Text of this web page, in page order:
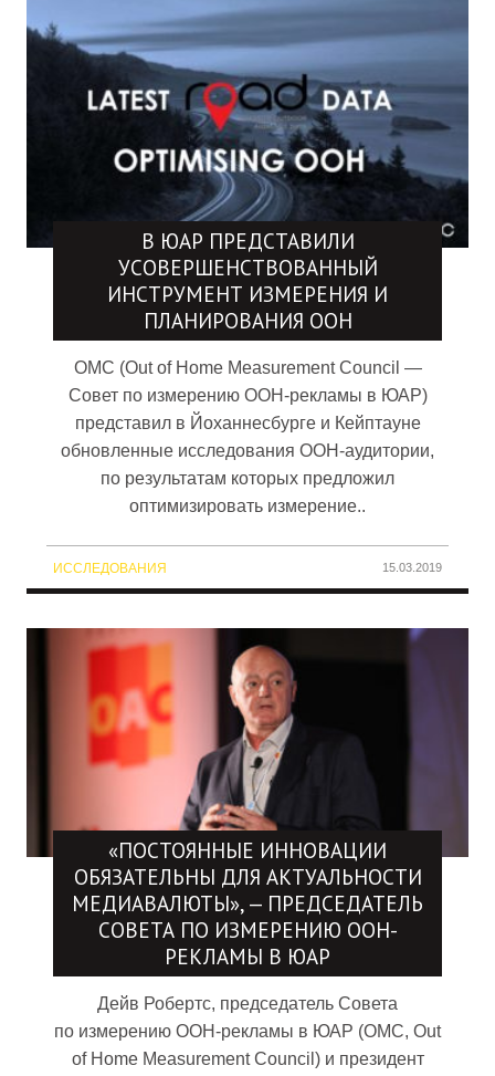
В ЮАР ПРЕДСТАВИЛИ
УСОВЕРШЕНСТВОВАННЫЙ
ИНСТРУМЕНТ ИЗМЕРЕНИЯ И
ПЛАНИРОВАНИЯ OOH
OMC (Out of Home Measurement Council —
Совет по измерению OOH-рекламы в ЮАР)
представил в Йоханнесбурге и Кейптауне
обновленные исследования OOH-аудитории,
по результатам которых предложил
оптимизировать измерение..
ИССЛЕДОВАНИЯ 15.03.2019
«ПОСТОЯННЫЕ ИННОВАЦИИ
ОБЯЗАТЕЛЬНЫ ДЛЯ АКТУАЛЬНОСТИ
МЕДИАВАЛЮТЫ», — ПРЕДСЕДАТЕЛЬ
СОВЕТА ПО ИЗМЕРЕНИЮ OOH-
РЕКЛАМЫ В ЮАР
Дейв Робертс, председатель Совета
по измерению OOH-рекламы в ЮАР (OMC, Out
of Home Measurement Council) и президент